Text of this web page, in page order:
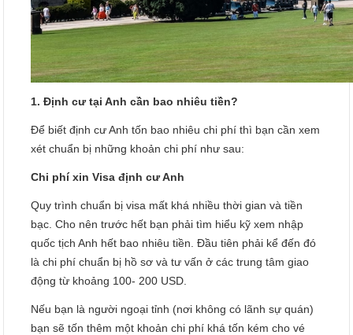
1. Định cư tại Anh cần bao nhiêu tiền?
Để biết định cư Anh tốn bao nhiêu chi phí thì bạn cần xem
xét chuẩn bị những khoản chi phí như sau:
Chi phí xin Visa định cư Anh
Quy trình chuẩn bị visa mất khá nhiều thời gian và tiền
bạc. Cho nên trước hết bạn phải tìm hiểu kỹ xem nhập
quốc tịch Anh hết bao nhiêu tiền. Đầu tiên phải kể đến đó
là chi phí chuẩn bị hồ sơ và tư vấn ở các trung tâm giao
động từ khoảng 100- 200 USD.
Nếu bạn là người ngoại tỉnh (nơi không có lãnh sự quán)
bạn sẽ tốn thêm một khoản chi phí khá tốn kém cho vé